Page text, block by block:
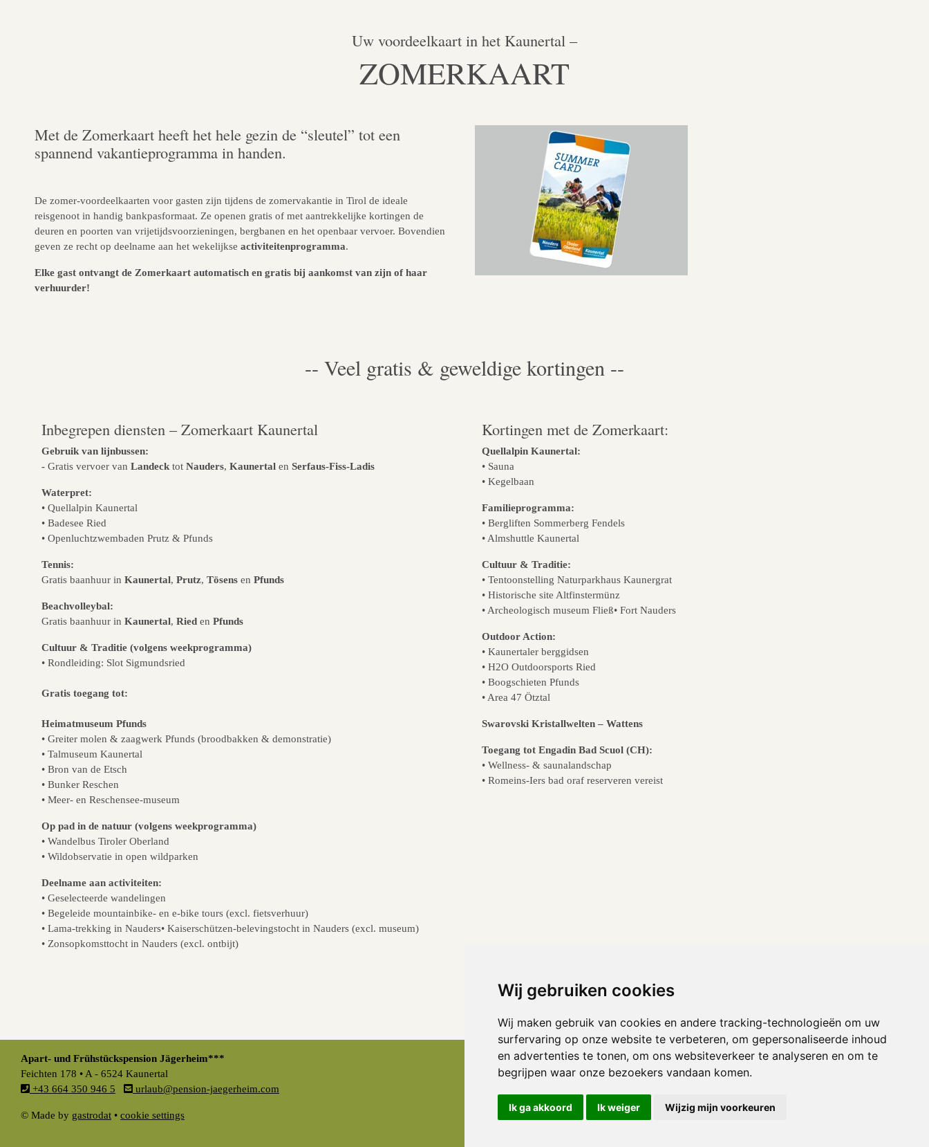
Wij gebruiken cookies
Wij maken gebruik van cookies en andere tracking-technologieën om uw
surfervaring op onze website te verbeteren, om gepersonaliseerde inhoud
en advertenties te tonen, om ons websiteverkeer te analyseren en om te
begrijpen waar onze bezoekers vandaan komen.
Ik ga akkoord Ik weiger Wijzig mijn voorkeuren
Uw voordeelkaart in het Kaunertal –
ZOMERKAART
Met de Zomerkaart heeft het hele gezin de “sleutel” tot een
spannend vakantieprogramma in handen.
De zomer-voordeelkaarten voor gasten zijn tijdens de zomervakantie in Tirol de ideale
reisgenoot in handig bankpasformaat. Ze openen gratis of met aantrekkelijke kortingen de
deuren en poorten van vrijetijdsvoorzieningen, bergbanen en het openbaar vervoer. Bovendien
geven ze recht op deelname aan het wekelijkse activiteitenprogramma.
Elke gast ontvangt de Zomerkaart automatisch en gratis bij aankomst van zijn of haar
verhuurder!
-- Veel gratis & geweldige kortingen --
Inbegrepen diensten – Zomerkaart Kaunertal
Gebruik van lijnbussen:
- Gratis vervoer van Landeck tot Nauders, Kaunertal en Serfaus-Fiss-Ladis
Waterpret:
• Quellalpin Kaunertal
• Badesee Ried
• Openluchtzwembaden Prutz & Pfunds
Tennis:
Gratis baanhuur in Kaunertal, Prutz, Tösens en Pfunds
Beachvolleybal:
Gratis baanhuur in Kaunertal, Ried en Pfunds
Cultuur & Traditie (volgens weekprogramma)
• Rondleiding: Slot Sigmundsried
Gratis toegang tot:
Heimatmuseum Pfunds
• Greiter molen & zaagwerk Pfunds (broodbakken & demonstratie)
• Talmuseum Kaunertal
• Bron van de Etsch
• Bunker Reschen
• Meer- en Reschensee-museum
Op pad in de natuur (volgens weekprogramma)
• Wandelbus Tiroler Oberland
• Wildobservatie in open wildparken
Deelname aan activiteiten:
• Geselecteerde wandelingen
• Begeleide mountainbike- en e-bike tours (excl. fietsverhuur)
• Lama-trekking in Nauders• Kaiserschützen-belevingstocht in Nauders (excl. museum)
• Zonsopkomsttocht in Nauders (excl. ontbijt)
Kortingen met de Zomerkaart:
Quellalpin Kaunertal:
• Sauna
• Kegelbaan
Familieprogramma:
• Bergliften Sommerberg Fendels
• Almshuttle Kaunertal
Cultuur & Traditie:
• Tentoonstelling Naturparkhaus Kaunergrat
• Historische site Altfinstermünz
• Archeologisch museum Fließ• Fort Nauders
Outdoor Action:
• Kaunertaler berggidsen
• H2O Outdoorsports Ried
• Boogschieten Pfunds
• Area 47 Ötztal
Swarovski Kristallwelten – Wattens
Toegang tot Engadin Bad Scuol (CH):
• Wellness- & saunalandschap
• Romeins-Iers bad oraf reserveren vereist
Apart- und Frühstückspension Jägerheim***
Feichten 178 • A - 6524 Kaunertal
+43 664 350 946 5
urlaub@pension-jaegerheim.com
© Made by gastrodat • cookie settings